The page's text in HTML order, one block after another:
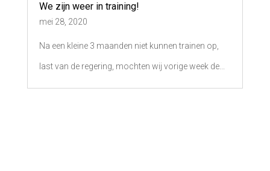
We zijn weer in training!
mei 28, 2020
Na een kleine 3 maanden niet kunnen trainen op,
last van de regering, mochten wij vorige week de...